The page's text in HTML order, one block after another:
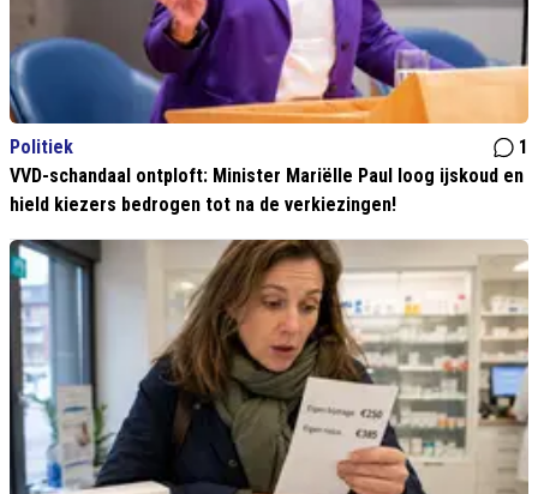
Politiek
1
VVD-schandaal ontploft: Minister Mariëlle Paul loog ijskoud en
hield kiezers bedrogen tot na de verkiezingen!